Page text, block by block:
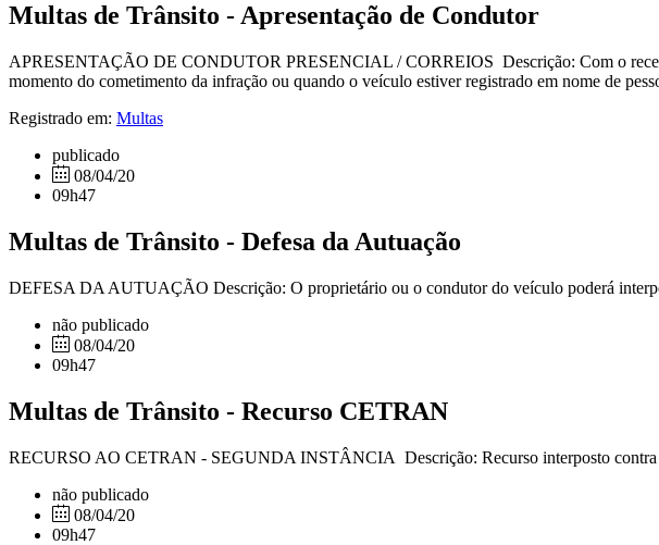
Multas de Trânsito - Apresentação de Condutor
APRESENTAÇÃO DE CONDUTOR PRESENCIAL / CORREIOS Descrição: Com o
momento do cometimento da infração ou quando o veículo estiver registrado em nome de
Registrado em: Multas
publicado
08/04/20
09h47
Multas de Trânsito - Defesa da Autuação
DEFESA DA AUTUAÇÃO Descrição: O proprietário ou o condutor do veículo poderá
não publicado
08/04/20
09h47
Multas de Trânsito - Recurso CETRAN
RECURSO AO CETRAN - SEGUNDA INSTÂNCIA Descrição: Recurso interposto contra
não publicado
08/04/20
09h47